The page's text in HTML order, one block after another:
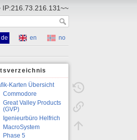
de en
no
Karten Übersicht
Commodore
Great Valley Products
(GVP)
Igenieurbüro Helfrich
MacroSystem
Phase 5